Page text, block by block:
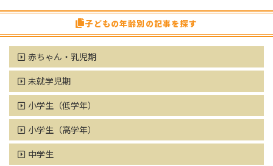
子どもの年齢別の記事を探す
赤ちゃん・乳児期
未就学児期
小学生（低学年）
小学生（高学年）
中学生